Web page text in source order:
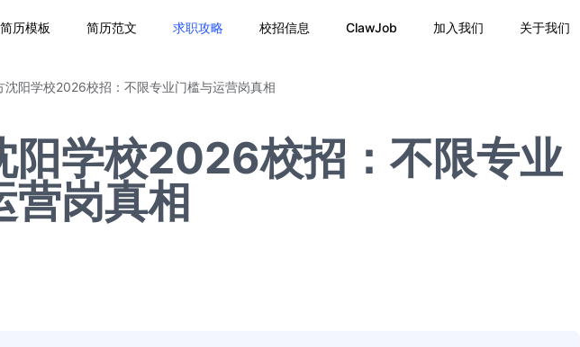
简历模板 简历范文 求职攻略 校招信息 ClawJob 加入我们 关于我们
沈阳学校2026校招：不限专业门槛与运营岗真相
阳学校2026校招：不限专业
营岗真相